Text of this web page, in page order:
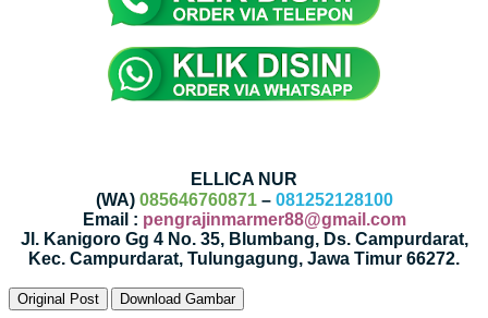
ELLICA NUR
(WA) 085646760871– 081252128100
Email : pengrajinmarmer88@gmail.com
Jl. Kanigoro Gg 4 No. 35, Blumbang, Ds. Campurdarat,
Kec. Campurdarat, Tulungagung, Jawa Timur 66272.
Original Post Download Gambar